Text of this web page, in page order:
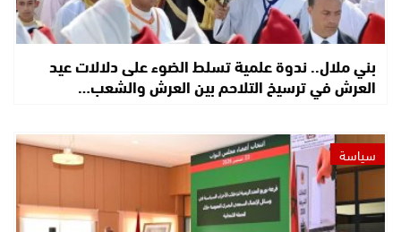
بني ملال.. ندوة علمية تسلط الضوء على دلالات عيد
العرش في ترسيخ التلاحم بين العرش والشعب…
سياسة